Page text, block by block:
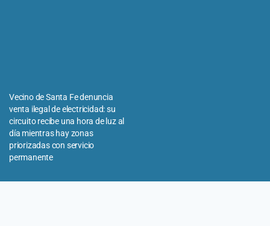
Vecino de Santa Fe denuncia
venta ilegal de electricidad: su
circuito recibe una hora de luz al
día mientras hay zonas
priorizadas con servicio
permanente